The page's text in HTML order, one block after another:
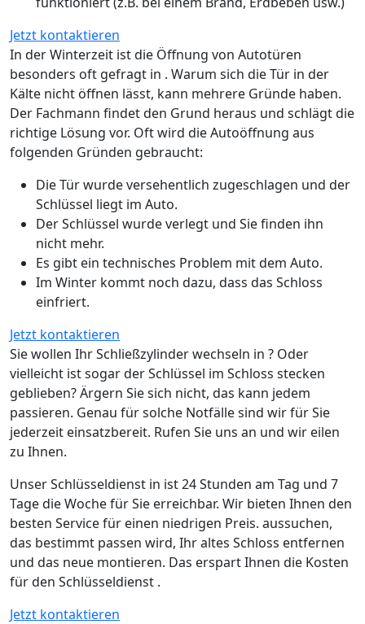
Jetzt kontaktieren
In der Winterzeit ist die Öffnung von Autotüren
besonders oft gefragt in . Warum sich die Tür in der
Kälte nicht öffnen lässt, kann mehrere Gründe haben.
Der Fachmann findet den Grund heraus und schlägt die
richtige Lösung vor. Oft wird die Autoöffnung aus
folgenden Gründen gebraucht:
Die Tür wurde versehentlich zugeschlagen und der
Schlüssel liegt im Auto.
Der Schlüssel wurde verlegt und Sie finden ihn
nicht mehr.
Es gibt ein technisches Problem mit dem Auto.
Im Winter kommt noch dazu, dass das Schloss
einfriert.
Jetzt kontaktieren
Sie wollen Ihr Schließzylinder wechseln in ? Oder
vielleicht ist sogar der Schlüssel im Schloss stecken
geblieben? Ärgern Sie sich nicht, das kann jedem
passieren. Genau für solche Notfälle sind wir für Sie
jederzeit einsatzbereit. Rufen Sie uns an und wir eilen
zu Ihnen.
Unser Schlüsseldienst in ist 24 Stunden am Tag und 7
Tage die Woche für Sie erreichbar. Wir bieten Ihnen den
besten Service für einen niedrigen Preis. aussuchen,
das bestimmt passen wird, Ihr altes Schloss entfernen
und das neue montieren. Das erspart Ihnen die Kosten
für den Schlüsseldienst .
Jetzt kontaktieren